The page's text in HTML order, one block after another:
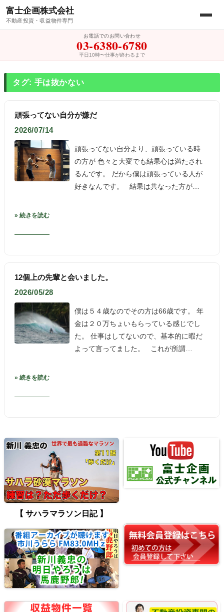
富士企画株式会社
不動産投資・収益物件専門
お電話でのお問い合わせ
03-6380-6780
平日10時〜仕事が終わるまで
タグ: 手は抜かない
頑張ってない自分が嫌だ
2026/07/14
頑張ってない自分より、頑張っている時
の方が 色々と大変でも結果心は満たされ
るんです。 だから僕は頑張っている人が
好きなんです。 結果は共なった方が…
» 続きを読む
12個上の先輩と会いました。
2026/05/28
僕は５４歳なのでその方は66歳です。 年
金は２０万ちょいもらっている感じでし
た。 仕事はしてないので、基本的に暇だ
よって言ってました。 これが所謂…
» 続きを読む
【 サハラマラソン日記 】